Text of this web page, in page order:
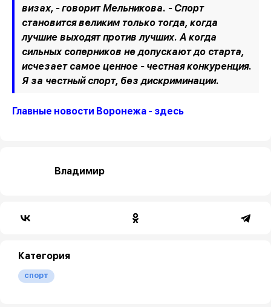
визах, - говорит Мельникова. - Спорт
становится великим только тогда, когда
лучшие выходят против лучших. А когда
сильных соперников не допускают до старта,
исчезает самое ценное - честная конкуренция.
Я за честный спорт, без дискриминации.
Главные новости Воронежа - здесь
Владимир
Категория
спорт